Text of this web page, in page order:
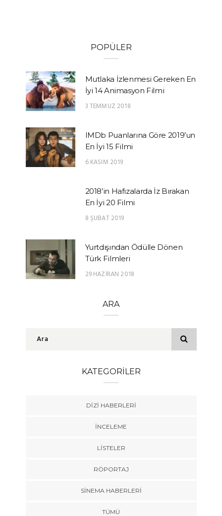
POPÜLER
Mutlaka İzlenmesi Gereken En
İyi 14 Animasyon Filmi
3 TEMMUZ 2018
IMDb Puanlarına Göre 2019’un
En İyi 15 Filmi
6 KASIM 2019
2018’in Hafızalarda İz Bırakan
En İyi 20 Filmi
8 ŞUBAT 2019
Yurtdışından Ödülle Dönen
Türk Filmleri
29 HAZIRAN 2018
ARA
KATEGORILER
DIZI HABERLERI
İNCELEME
LISTELER
RÖPORTAJ
SINEMA HABERLERI
TÜMÜ